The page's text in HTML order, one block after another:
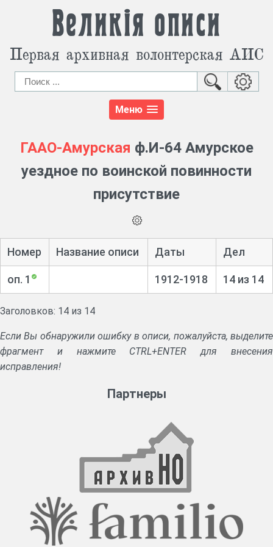
Великія описи
Первая архивная волонтерская АИС
Меню
ГААО-Амурская ф.И-64 Амурское
уездное по воинской повинности
присутствие
Номер Название описи Даты Дел
оп. 1 1912-1918 14 из 14
Заголовков: 14 из 14
Если Вы обнаружили ошибку в описи, пожалуйста, выделите
фрагмент и нажмите CTRL+ENTER для внесения
исправления!
Партнеры